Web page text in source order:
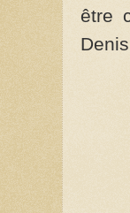
être